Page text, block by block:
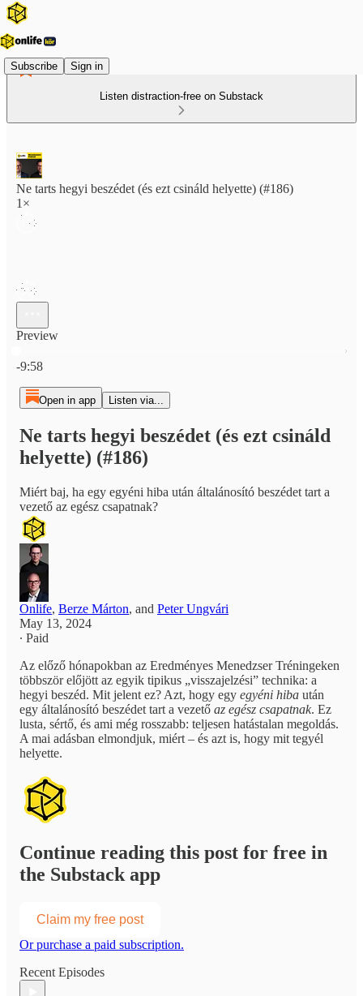
Subscribe Sign in
Listen distraction-free on Substack
Ne tarts hegyi beszédet (és ezt csináld helyette) (#186)
1×
Preview
-9:58
Open in app Listen via...
Ne tarts hegyi beszédet (és ezt csináld
helyette) (#186)
Miért baj, ha egy egyéni hiba után általánosító beszédet tart a
vezető az egész csapatnak?
Onlife, Berze Márton, and Peter Ungvári
May 13, 2024
∙ Paid
Az előző hónapokban az Eredményes Menedzser Tréningeken
többször előjött az egyik tipikus „visszajelzési” technika: a
hegyi beszéd. Mit jelent ez? Azt, hogy egy egyéni hiba után
egy általánosító beszédet tart a vezető az egész csapatnak. Ez
lusta, sértő, és ami még rosszabb: teljesen hatástalan megoldás.
A mai adásban elmondjuk, miért – és azt is, hogy mit tegyél
helyette.
Continue reading this post for free in
the Substack app
Claim my free post
Or purchase a paid subscription.
Recent Episodes